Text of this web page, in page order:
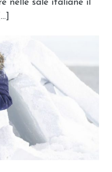
nelle sale italiane il